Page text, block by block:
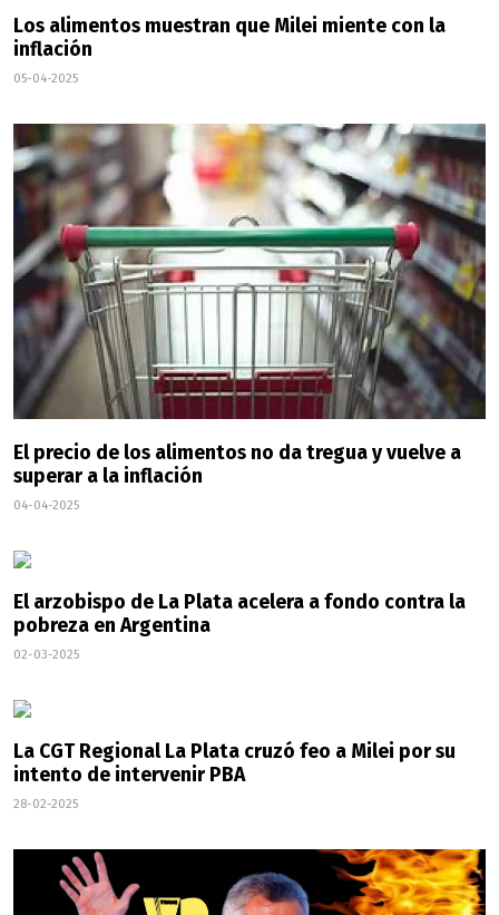
Los alimentos muestran que Milei miente con la
inflación
05-04-2025
El precio de los alimentos no da tregua y vuelve a
superar a la inflación
04-04-2025
El arzobispo de La Plata acelera a fondo contra la
pobreza en Argentina
02-03-2025
La CGT Regional La Plata cruzó feo a Milei por su
intento de intervenir PBA
28-02-2025